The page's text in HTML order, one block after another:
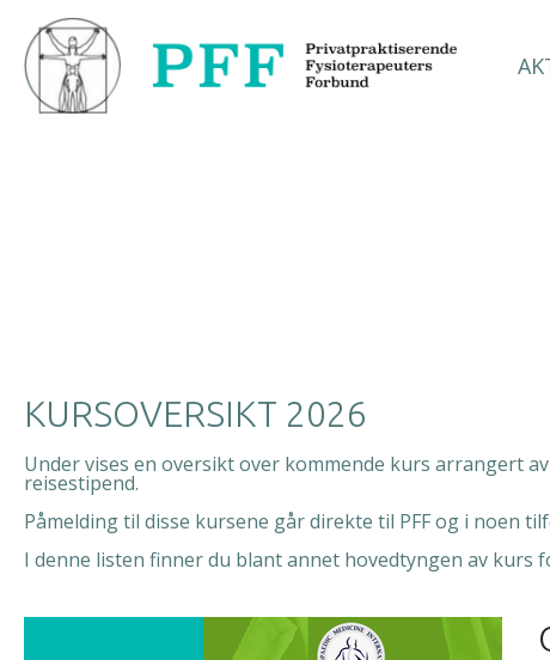
KURSOVERSIKT 2026
Under vises en oversikt over kommende kurs arrangert
reisestipend.
Påmelding til disse kursene går direkte til PFF og i noen
I denne listen finner du blant annet hovedtyngen av kurs